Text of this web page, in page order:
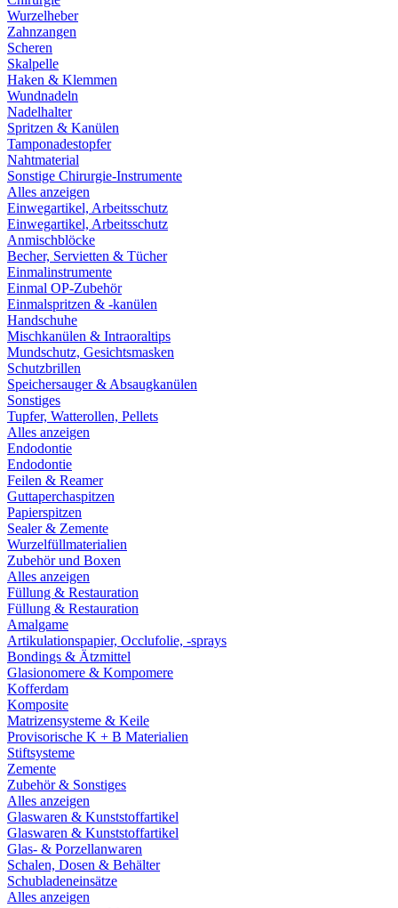
Wurzelheber
Zahnzangen
Scheren
Skalpelle
Haken & Klemmen
Wundnadeln
Nadelhalter
Spritzen & Kanülen
Tamponadestopfer
Nahtmaterial
Sonstige Chirurgie-Instrumente
Alles anzeigen
Einwegartikel, Arbeitsschutz
Einwegartikel, Arbeitsschutz
Anmischblöcke
Becher, Servietten & Tücher
Einmalinstrumente
Einmal OP-Zubehör
Einmalspritzen & -kanülen
Handschuhe
Mischkanülen & Intraoraltips
Mundschutz, Gesichtsmasken
Schutzbrillen
Speichersauger & Absaugkanülen
Sonstiges
Tupfer, Watterollen, Pellets
Alles anzeigen
Endodontie
Endodontie
Feilen & Reamer
Guttaperchaspitzen
Papierspitzen
Sealer & Zemente
Wurzelfüllmaterialien
Zubehör und Boxen
Alles anzeigen
Füllung & Restauration
Füllung & Restauration
Amalgame
Artikulationspapier, Occlufolie, -sprays
Bondings & Ätzmittel
Glasionomere & Kompomere
Kofferdam
Komposite
Matrizensysteme & Keile
Provisorische K + B Materialien
Stiftsysteme
Zemente
Zubehör & Sonstiges
Alles anzeigen
Glaswaren & Kunststoffartikel
Glaswaren & Kunststoffartikel
Glas- & Porzellanwaren
Schalen, Dosen & Behälter
Schubladeneinsätze
Alles anzeigen